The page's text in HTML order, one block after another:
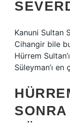
Kanuni Sultan
Cihangir bile
Hürrem
Süleyman’ı